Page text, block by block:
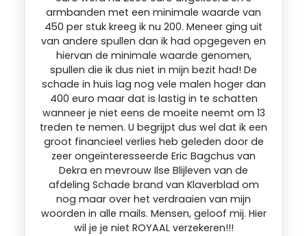
armbanden met een minimale waarde van
450 per stuk kreeg ik nu 200. Meneer ging uit
van andere spullen dan ik had opgegeven en
hiervan de minimale waarde genomen,
spullen die ik dus niet in mijn bezit had! De
schade in huis lag nog vele malen hoger dan
400 euro maar dat is lastig in te schatten
wanneer je niet eens de moeite neemt om 13
treden te nemen. U begrijpt dus wel dat ik een
groot financieel verlies heb geleden door de
zeer ongeïnteresseerde Eric Bagchus van
Dekra en mevrouw Ilse Blijleven van de
afdeling Schade brand van Klaverblad om
nog maar over het verdraaien van mijn
woorden in alle mails. Mensen, geloof mij. Hier
wil je je niet ROYAAL verzekeren!!!